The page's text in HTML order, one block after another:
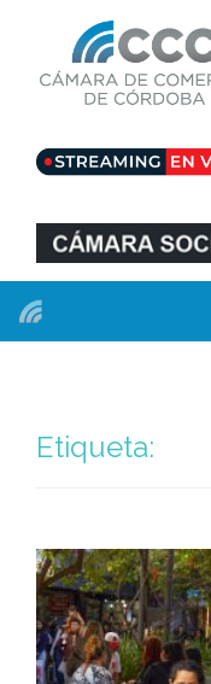
Etiqueta: